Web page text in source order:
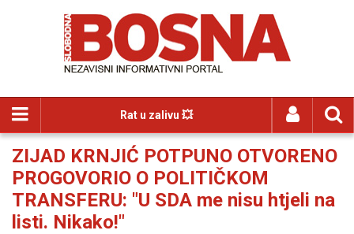
Rat u zalivu 💥
ZIJAD KRNJIĆ POTPUNO OTVORENO
PROGOVORIO O POLITIČKOM
TRANSFERU: "U SDA me nisu htjeli na
listi. Nikako!"